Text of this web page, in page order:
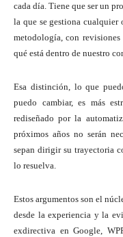
cada día. Tiene que ser un
la que se gestiona
metodología, con
qué está dentro de nuestro
Esa distinción, lo que
puedo cambiar, es más
rediseñado por la
próximos años no serán
sepan dirigir su trayectoria
lo resuelva.
Estos argumentos son el
desde la experiencia y la
exdirectiva en Google,